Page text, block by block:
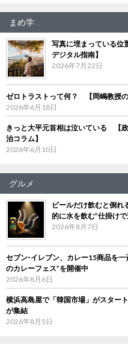
まめ学
写真に埋まっている
デジタル指南】
2026年7月22日
ゼロトラストって何？ 【岡嶋教授の
2026年6月18日
きっと大平元首相は泣いている 【
治コラム】
2026年6月10日
グルメ
ビールだけ飲むと倒
的に水を飲む”仕掛け
2026年8月7日
セブン‐イレブン、カレー15商品を
のカレーフェス”を開催中
2026年8月6日
横浜高島屋で「韓国市場」がスター
が集結
2026年8月5日